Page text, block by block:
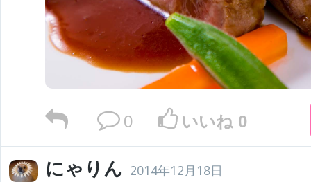
0 いいね 0
にゃりん 2014年12月18日